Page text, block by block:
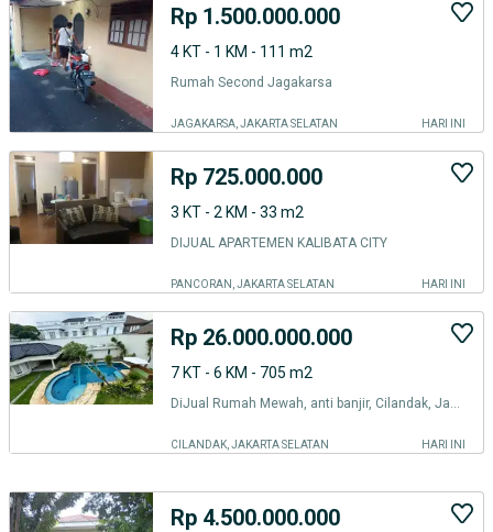
Rp 1.500.000.000
4 KT - 1 KM - 111 m2
Rumah Second Jagakarsa
JAGAKARSA, JAKARTA SELATAN HARI INI
Rp 725.000.000
3 KT - 2 KM - 33 m2
DIJUAL APARTEMEN KALIBATA CITY
PANCORAN, JAKARTA SELATAN HARI INI
Rp 26.000.000.000
7 KT - 6 KM - 705 m2
DiJual Rumah Mewah, anti banjir, Cilandak, Jakarta selatan
CILANDAK, JAKARTA SELATAN HARI INI
Rp 4.500.000.000